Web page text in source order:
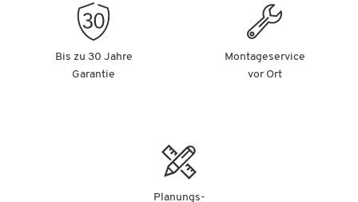
Bis zu 30 Jahre
Garantie
Montageservice
vor Ort
Planungs-